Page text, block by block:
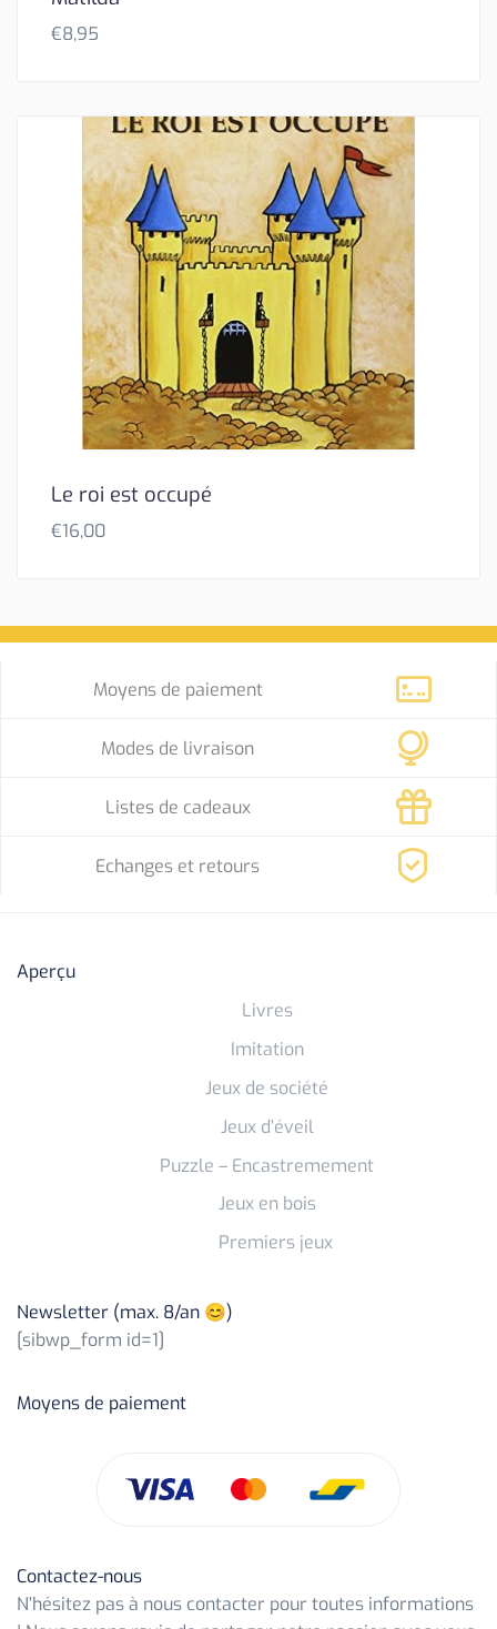
€8,95
Le roi est occupé
€16,00
Moyens de paiement
Modes de livraison
Listes de cadeaux
Echanges et retours
Aperçu
Livres
Imitation
Jeux de société
Jeux d’éveil
Puzzle – Encastremement
Jeux en bois
Premiers jeux
Newsletter (max. 8/an 😊)
[sibwp_form id=1]
Moyens de paiement
Contactez-nous
N’hésitez pas à nous contacter pour toutes informations